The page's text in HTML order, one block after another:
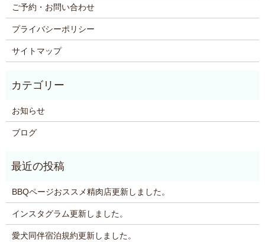
ご予約・お問い合わせ
プライバシーポリシー
サイトマップ
お知らせ
ブログ
BBQページおススメ精肉店更新しました。
インスタグラム更新しました。
愛犬同伴宿泊規約更新しました。